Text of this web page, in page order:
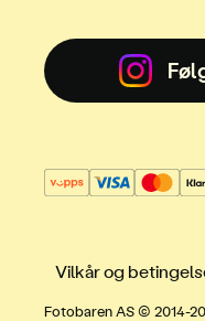
Fotobaren AS © 2014-
Vilkår og